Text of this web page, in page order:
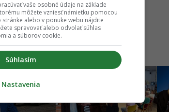
vaše osobné údaje na základe
môžete vzniesť námietku pomocou
alebo v ponuke webu nájdite
spravovať alebo odvolať súhlas
a súborov cookie.
Súhlasím
Nastavenia